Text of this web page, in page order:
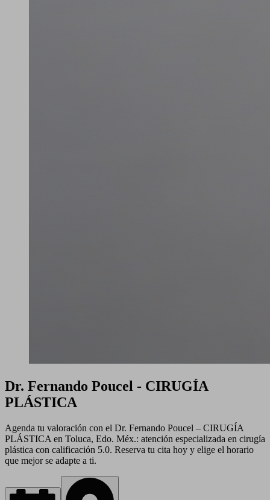
Dr. Fernando Poucel - CIRUGÍA
PLÁSTICA
Agenda tu valoración con el Dr. Fernando Poucel – CIRUGÍA
PLÁSTICA en Toluca, Edo. Méx.: atención especializada en cirugía
plástica con calificación 5.0. Reserva tu cita hoy y elige el horario
que mejor se adapte a ti.